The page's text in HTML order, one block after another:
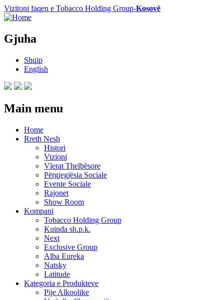
Vizitoni faqen e Tobacco Holding Group-Kosovë
Gjuha
Shqip
English
Main menu
Home
Rreth Nesh
Histori
Vizioni
Vlerat Thelbësore
Përgjegjësia Sociale
Evente Sociale
Rajonet
Show Room
Kompani
Tobacco Holding Group
Kuinda sh.p.k.
Next
Exclusive Group
Alba Eureka
Natsky
Latitude
Kategoria e Produkteve
Pije Alkoolike